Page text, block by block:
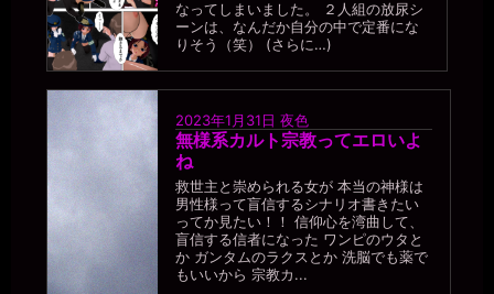
なってしまいました。 ２人組の放尿シ
ーンは、なんだか自分の中で定番にな
りそう（笑） (さらに…)
2023年1月31日 夜色
無様系カルト宗教ってエロいよ
ね
救世主と崇められる女が 本当の神様は
男性様って盲信するシナリオ書きたい
ってか見たい！！ 信仰心を湾曲して、
盲信する信者になった ワンピのウタと
か ガンタムのラクスとか 洗脳でも薬で
もいいから 宗教カ...
2026年7月18日 - 21:44
あうう。。1週間に新しい利用者10人。。ああ。。1年で500人以上で
す。。そんな。。
一枚の銀貨
2026年7月18日 - 21:46
やっぱり、便器のくせに頭が回るんだなぁ。頭脳の無駄遣い（笑）
miiki0119
2026年7月18日 - 21:46
うう。。
miiki0119
2026年7月18日 - 21:48
ああ。。1年で500人以上なんて。。ほとんど毎日2人以上に使って
いただかないと。。うう。。本当に公衆便女になっちゃう。。